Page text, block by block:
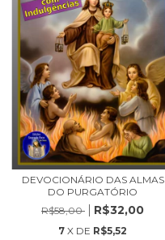
DEVOCIONÁRIO DAS ALMAS
DO PURGATÓRIO
R$58,00
R$32,00
7 X DE R$5,52